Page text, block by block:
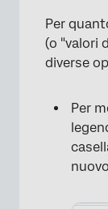
Per
(o "valori
diverse
Per